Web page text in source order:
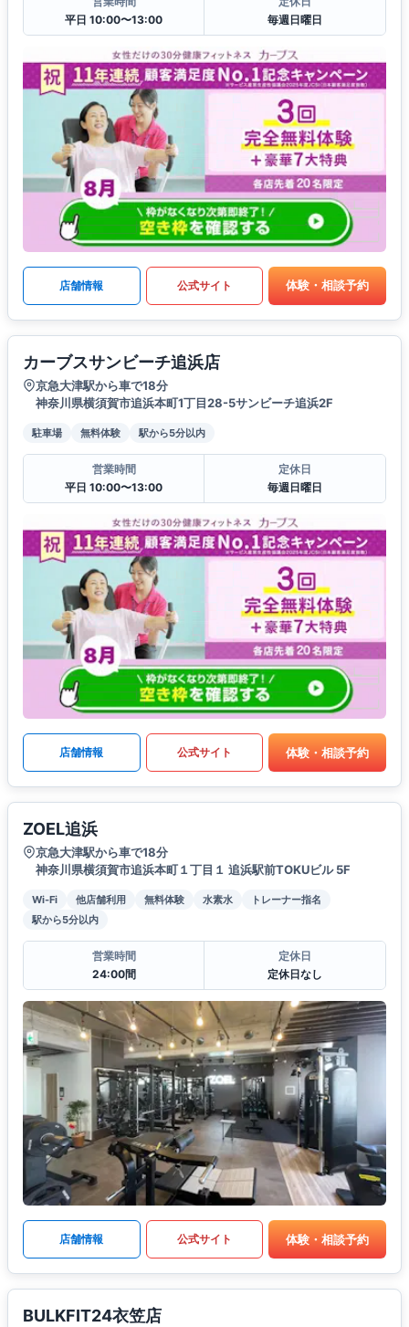
平日 10:00〜13:00
毎週日曜日
店舗情報 公式サイト 体験・相談予約
カーブスサンビーチ追浜店
京急大津駅から車で18分
神奈川県横須賀市追浜本町1丁目28-5サンビーチ追浜2F
駐車場 無料体験 駅から5分以内
営業時間
平日 10:00〜13:00
定休日
毎週日曜日
店舗情報 公式サイト 体験・相談予約
ZOEL追浜
京急大津駅から車で18分
神奈川県横須賀市追浜本町１丁目１ 追浜駅前TOKUビル 5F
Wi-Fi 他店舗利用 無料体験 水素水
トレーナー指名
駅から5分以内
営業時間
24:00間
定休日
定休日なし
店舗情報 公式サイト 体験・相談予約
BULKFIT24衣笠店